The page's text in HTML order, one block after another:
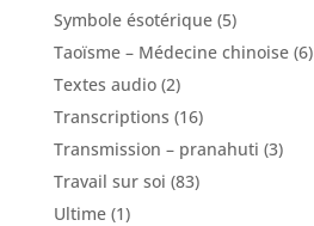
Symbole ésotérique(5)
Taoïsme – Médecine chinoise(6)
Textes audio(2)
Transcriptions (16)
Transmission – pranahuti (3)
Travail sur soi (83)
Ultime(1)